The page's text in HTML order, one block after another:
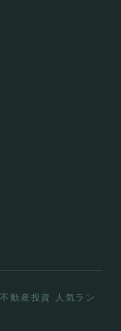
動産投資 人気ラン